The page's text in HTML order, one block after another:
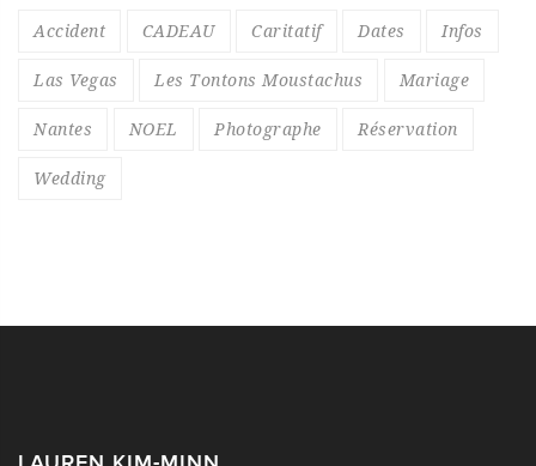
Accident CADEAU Caritatif Dates Infos
Las Vegas Les Tontons Moustachus Mariage
Nantes NOEL Photographe Réservation
Wedding